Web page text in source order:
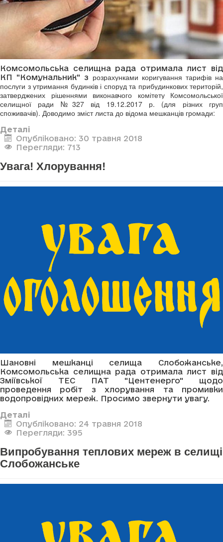
Комсомольська селищна рада отримала лист від
КП "Комунальник" з розрахунками коригування тарифів на
послуги з утримання будинків і споруд та прибудинкових територій,
затверджених рішеннями виконавчого комітету Комсомольської
селищної ради №327 від 19.12.2017 р. (для різних груп
споживачів). Доводимо зміст листа до відома мешканців громади:
Деталі
Опубліковано: 30 травня 2018
Перегляди: 713
Увага! Хлорування!
Шановні мешканці селища Слобожанське,
Комсомольська селищна рада отримала лист від
Зміївської ТЕС ПАТ "Центенерго" щодо
проведення робіт з хлорування та промивки
водопровідних мереж. Просимо звернути увагу.
Деталі
Опубліковано: 24 травня 2018
Перегляди: 395
Випробування теплових мереж в селищі
Слобожанське